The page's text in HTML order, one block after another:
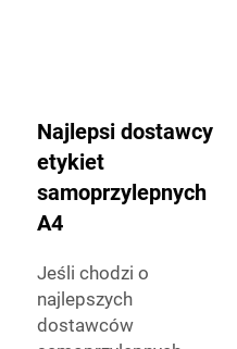
Najlepsi dostawcy
etykiet
samoprzylepnych
A4
Jeśli chodzi o
najlepszych
dostawców